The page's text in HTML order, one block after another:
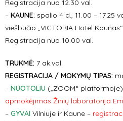
Registracija nuo 12.30 val.
– KAUNE: spalio 4 d., 11.00 – 17.25
viešbučio „VICTORIA Hotel
Registracija nuo 10.00 val.
TRUKMĖ: 7 ak.val.
REGISTRACIJA / MOKYMŲ TIPAS:
– NUOTOLIU („ZOOM“
apmokėjimas Žinių laboratorija
– GYVAI Vilniuje ir Kaune –